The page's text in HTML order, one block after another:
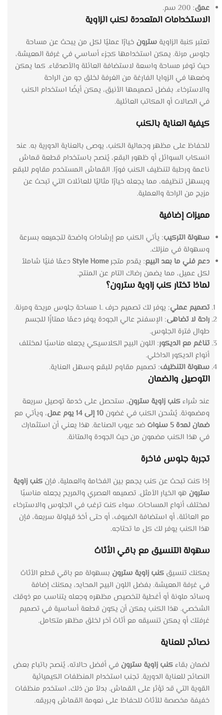
عمق: 200 سم.
الاستخدامات المتعددة لكنب الزاوية
تعتبر كنبة الزاوية سترون خيارًا عمليًا لكل من يبحث عن مساحة
جلوس مرنة. يمكن استخدامها كجزء أساسي في غرفة المعيشة،
حيث توفر مساحة واسعة لاستضافة العائلة والأصدقاء. كما يمكن
وضعها في الزوايا الفارغة من الغرفة لخلق جو من الراحة
والاسترخاء. بفضل تصميمها الأنيق، يمكن أيضًا استخدام الكنب
في الصالات أو المكاتب العائلية.
كيفية العناية بالكنب
للحفاظ على مظهر وجمالية الكنب، يوصى بالعناية الدورية به. عند
انسكاب السوائل أو ظهور البقع، يُنصح باستخدام قطعة قماش
ناعمة ورطبة لتنظيف الكنب فورًا. القماش المستخدم مقاوم للبقع
ويسهل تنظيفه، مما يجعله خيارًا مثاليًا للعائلات التي تبحث عن
مزيج من الراحة والعملية.
مميزات إضافية
سهولة التركيب: يأتي الكنب مع إرشادات واضحة لتجميعه بسرعة
وسهولة في منزلك.
دعم فني ما بعد البيع: يقدم متجرStyle Homeدعمًا فنيًا شاملاً
لكل عميل، مما يضمن رضاك التام عن المنتج.
لماذا تختار كنب زاوية سترون؟
تصميم عملي: يوفر لك تصميم حرف L مساحة جلوس مريحة ومرنة.
راحة لا تضاهى: الإسفنج عالي الجودة يوفر دعمًا ممتازًا للجسم
طوال فترة الجلوس.
تناغم مع الديكور: اللون البيج الكلاسيكي يجعله مناسبًا لمختلف
أنواع الديكور الداخلي.
سهولة التنظيف: تصميم مقاوم للبقع وسهل العناية.
التوصيل والضمان
عند شراء كنب زاوية سترون، ستحصل على خدمة توصيل سريعة
ومضمونة. يُشحن الكنب في غضون 10 إلى 14 يوم عمل
، ويأتي مع
ضمان لمدة 5 سنوات
ضد عيوب الصناعة. هذا يعني أن استثمارك
في هذا الكنب مضمون من حيث الجودة والمتانة.
تجربة جلوس فاخرة
إذا كنت تبحث عن كنب يجمع بين الفخامة والعملية، فإن كنب زاوية
سترون هو الخيار الأمثل. تصميمه العصري والمريح يجعله مناسبًا
لمختلف أنواع المساحات. سواء كنت ترغب في الجلوس والاسترخاء
مع العائلة، أو استضافة الضيوف، أو حتى أخذ قيلولة سريعة، فإن
هذا الكنب يوفر لك كل ما تحتاجه.
سهولة التنسيق مع باقي الأثاث
يمكنك تنسيق كنب زاوية سترون بسهولة مع باقي قطع الأثاث
في غرفة المعيشة. بفضل اللون البيج المحايد، يمكنك إضافة
وسائد ملونة أو أغطية لتخصيص مظهره وجعله يتناسب مع ذوقك
الشخصي. هذا الكنب يمكن أن يكون قطعة أساسية في تصميم
غرفتك أو يمكن تنسيقه مع أثاث آخر لخلق مظهر متكامل.
نصائح للعناية
لضمان بقاء كنب زاوية سترون في أفضل حالاته، يُنصح باتباع بعض
النصائح للعناية الدورية. تجنب استخدام المنظفات الكيميائية
القوية التي قد تؤثر على القماش. بدلاً من ذلك، استخدم منظفات
خفيفة مخصصة للأثاث للحفاظ على نعومة القماش وبريقه.